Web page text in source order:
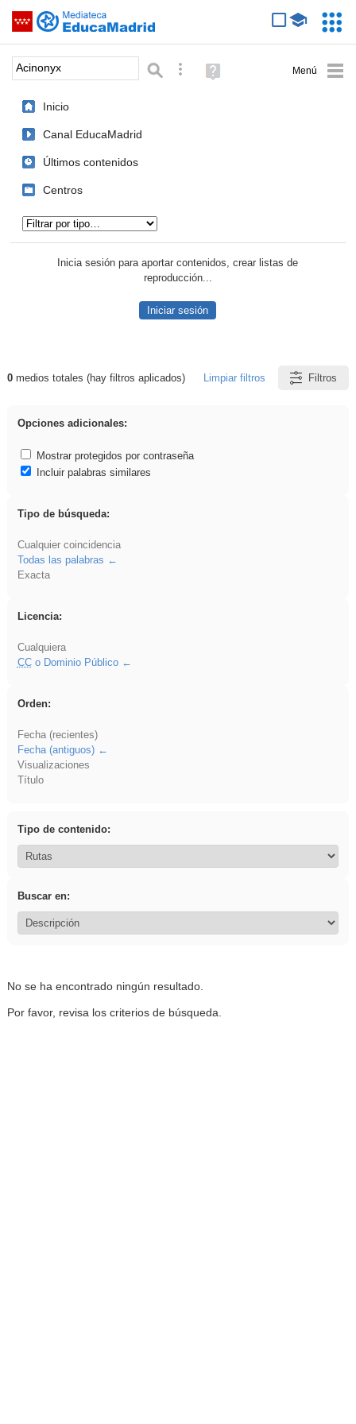
Saltar navegación
Palabra o frase: Búsqueda avanzada
Ayuda
(en
Inicio
Canal EducaMadrid
Últimos contenidos
Centros
Inicia sesión para aportar contenidos, crear listas de
reproducción...
Iniciar sesión
Resultados de: Acinonyx
0medios totales (hay filtros aplicados) Limpiar filtros Filtros
Opciones adicionales:
Mostrar protegidos por contraseña
Incluir palabras similares
Tipo de búsqueda:
Cualquier coincidencia
Todas las palabras
Exacta
Licencia:
Cualquiera
CCo Dominio Público
Orden:
Fecha (recientes)
Fecha (antiguos)
Visualizaciones
Título
Tipo de contenido:
Buscar en:
No se ha encontrado ningún resultado.
Por favor, revisa los criterios de búsqueda.